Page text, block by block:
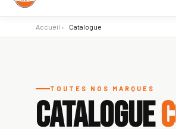
Accueil › Catalogue
TOUTES NOS MARQUES
CATALOGUE